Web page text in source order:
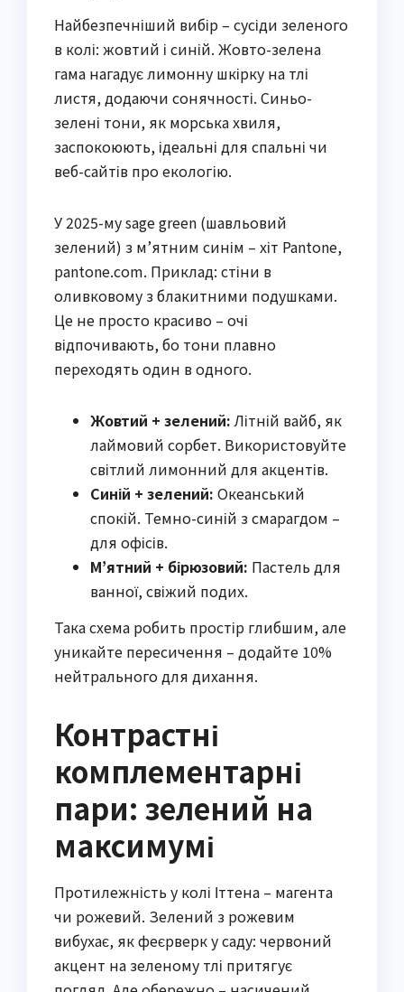
Найбезпечніший вибір – сусіди зеленого
в колі: жовтий і синій. Жовто-зелена
гама нагадує лимонну шкірку на тлі
листя, додаючи сонячності. Синьо-
зелені тони, як морська хвиля,
заспокоюють, ідеальні для спальні чи
веб-сайтів про екологію.
У 2025-му sage green (шавльовий
зелений) з м’ятним синім – хіт Pantone,
pantone.com. Приклад: стіни в
оливковому з блакитними подушками.
Це не просто красиво – очі
відпочивають, бо тони плавно
переходять один в одного.
Жовтий + зелений:Літній вайб, як
лаймовий сорбет. Використовуйте
світлий лимонний для акцентів.
Синій + зелений: Океанський
спокій. Темно-синій з смарагдом –
для офісів.
М’ятний + бірюзовий: Пастель для
ванної, свіжий подих.
Така схема робить простір глибшим, але
уникайте пересичення – додайте 10%
нейтрального для дихання.
Контрастні
комплементарні
пари: зелений на
максимумі
Протилежність у колі Іттена – магента
чи рожевий. Зелений з рожевим
вибухає, як феєрверк у саду: червоний
акцент на зеленому тлі притягує